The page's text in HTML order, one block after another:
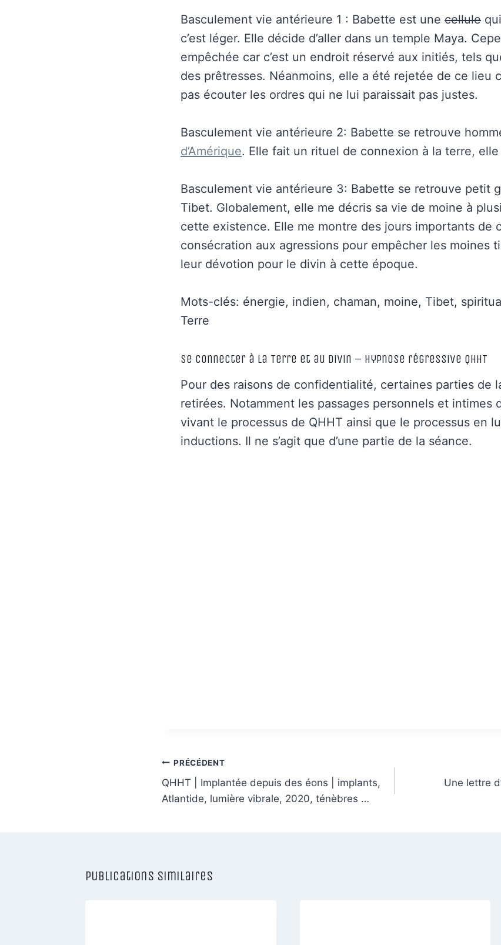
Basculement vie antérieure 1 : Babette est une cellule
c’est léger. Elle décide d’aller dans un temple Maya.
empêchée car c’est un endroit réservé aux initiés, tels
des prêtresses. Néanmoins, elle a été rejetée de ce lieu
pas écouter les ordres qui ne lui paraissait pas justes.
Basculement vie antérieure 2: Babette se retrouve
d’Amérique. Elle fait un rituel de connexion à la terre,
Basculement vie antérieure 3: Babette se retrouve petit
Tibet. Globalement, elle me décris sa vie de moine à
cette existence. Elle me montre des jours importants de
consécration aux agressions pour empêcher les moines
leur dévotion pour le divin à cette époque.
Mots-clés: énergie, indien, chaman, moine, Tibet,
Terre
Se connecter à la Terre et au divin – Hypnose régressive QHHT
Pour des raisons de confidentialité, certaines parties de
retirées. Notamment les passages personnels et intimes
vivant le processus de QHHT ainsi que le processus en
inductions. Il ne s’agit que d’une partie de la séance.
Navigation
de
l’article
PRÉCÉDENT
QHHT | Implantée depuis des éons | implants,
Atlantide, lumière vibrale, 2020, ténèbres …
Une lettre
Publications similaires